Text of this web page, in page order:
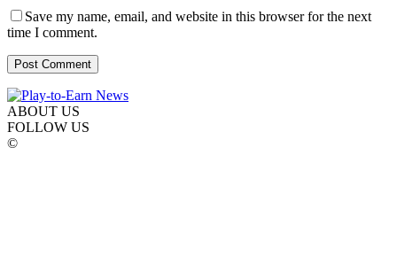
Save my name, email, and website in this browser for the next
time I comment.
ABOUT US
FOLLOW US
©